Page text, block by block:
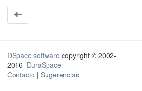
DSpace software copyright © 2002-
2016 DuraSpace
Contacto | Sugerencias